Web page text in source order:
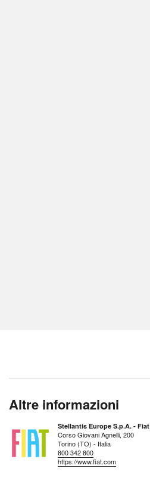
Altre informazioni
Stellantis Europe S.p.A. - Fiat
Corso Giovani Agnelli, 200
Torino (TO) - Italia
800 342 800
https://www.fiat.com